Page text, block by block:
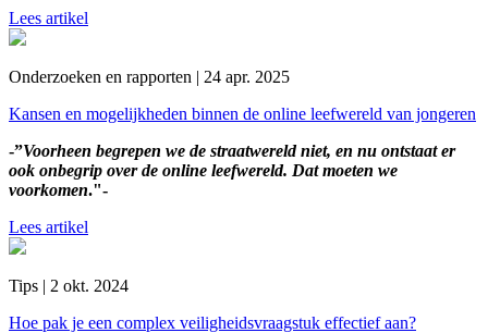
Lees artikel
Onderzoeken en rapporten | 24 apr. 2025
Kansen en mogelijkheden binnen de online leefwereld van jongeren
-”Voorheen begrepen we de straatwereld niet, en nu ontstaat er
ook onbegrip over de online leefwereld. Dat moeten we
voorkomen."-
Lees artikel
Tips | 2 okt. 2024
Hoe pak je een complex veiligheidsvraagstuk effectief aan?